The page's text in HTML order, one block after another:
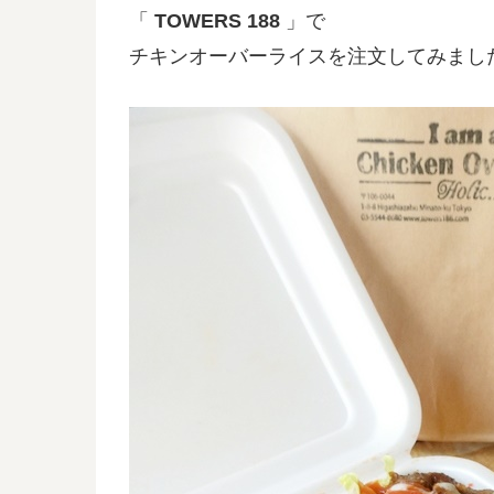
「 TOWERS 188 」で
チキンオーバーライスを注文してみまし